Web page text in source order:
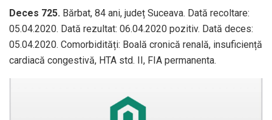
Deces 725. Bărbat, 84 ani, județ Suceava. Dată recoltare:
05.04.2020. Dată rezultat: 06.04.2020 pozitiv. Dată deces:
05.04.2020. Comorbidități: Boală cronică renală, insuficiență
cardiacă congestivă, HTA std. II, FIA permanenta.